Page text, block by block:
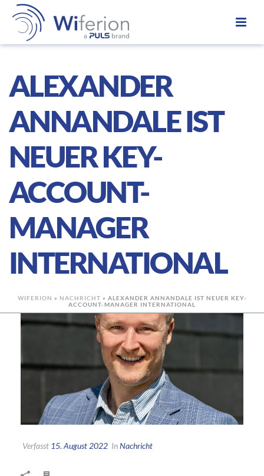
ALEXANDER
ANNANDALE IST
NEUER KEY-
ACCOUNT-
MANAGER
INTERNATIONAL
WIFERION » NACHRICHT » ALEXANDER ANNANDALE IST NEUER KEY-
ACCOUNT-MANAGER INTERNATIONAL
Verfasst 15. August 2022 InNachricht